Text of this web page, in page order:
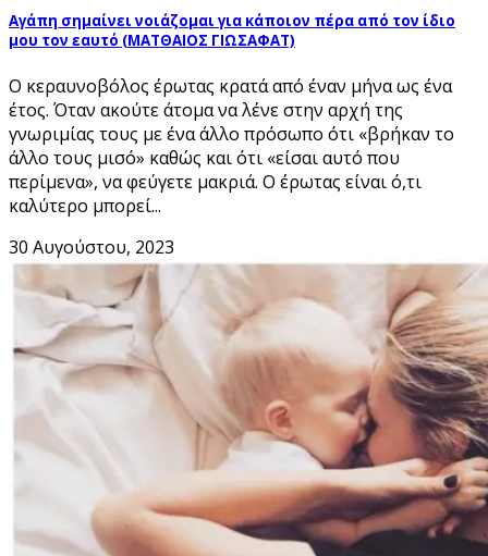
Αγάπη σημαίνει νοιάζομαι για κάποιον πέρα από τον ίδιο
μου τον εαυτό (ΜΑΤΘΑΙΟΣ ΓΙΩΣΑΦΑΤ)
Ο κεραυνοβόλος έρωτας κρατά από έναν μήνα ως ένα
έτος. Όταν ακούτε άτομα να λένε στην αρχή της
γνωριμίας τους με ένα άλλο πρόσωπο ότι «βρήκαν το
άλλο τους μισό» καθώς και ότι «είσαι αυτό που
περίμενα», να φεύγετε μακριά. Ο έρωτας είναι ό,τι
καλύτερο μπορεί...
30 Αυγούστου, 2023